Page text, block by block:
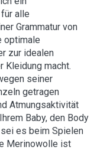
alle
Grammatur von
optimale
zur idealen
Kleidung macht.
seiner
getragen
Atmungsaktivität
Baby, den Body
es beim Spielen
Merinowolle ist